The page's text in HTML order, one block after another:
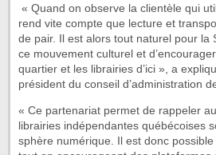
« Quand on observe la clientèle qui
rend vite compte que lecture et
de pair. Il est alors tout naturel pour la
ce mouvement culturel et
quartier et les librairies d’ici », a
président du conseil d’administration
« Ce partenariat permet de rappeler
librairies indépendantes québécoises
sphère numérique. Il est donc